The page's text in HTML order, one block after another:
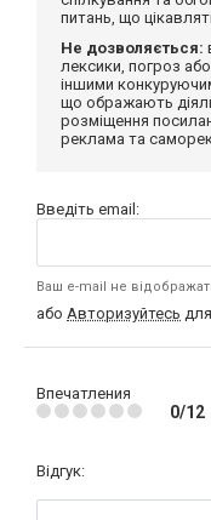
питань, що
Не дозволяється:
лексики, погроз
іншими
що ображають
розміщення
реклама та
Введіть email:
Ваш e-mail не
або Авторизуйтесь
Впечатления
0/12
Відгук: